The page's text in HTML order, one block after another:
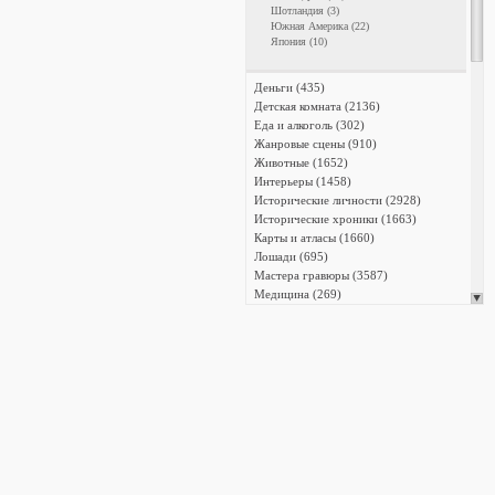
Шотландия (3)
Южная Америка (22)
Япония (10)
Деньги (435)
Детская комната (2136)
Еда и алкоголь (302)
Жанровые сцены (910)
Животные (1652)
Интерьеры (1458)
Исторические личности (2928)
Исторические хроники (1663)
Карты и атласы (1660)
Лошади (695)
Мастера гравюры (3587)
Медицина (269)